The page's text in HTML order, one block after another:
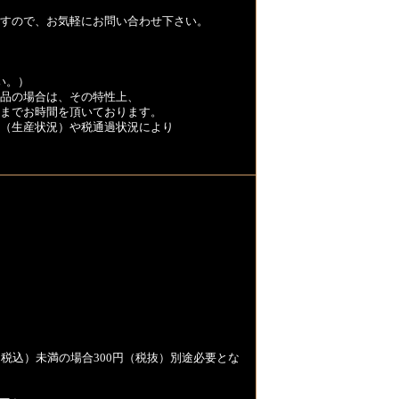
ので、お気軽にお問い合わせ下さい。
）
の場合は、その特性上、
でお時間を頂いております。
生産状況）や税通過状況により
込）未満の場合300円（税抜）別途必要とな